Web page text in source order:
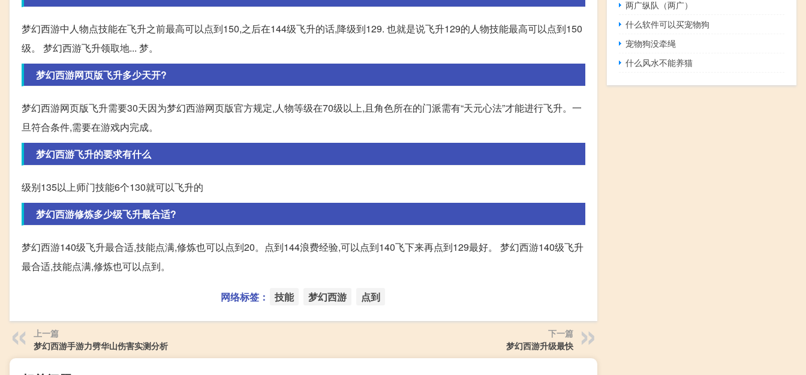
梦幻西游中人物点技能在飞升之前最高可以点到150,之后在144级飞升的话,降级到129. 也就是说飞升129的人物技能最高可以点到150
级。 梦幻西游飞升领取地... 梦。
梦幻西游网页版飞升多少天开?
梦幻西游网页版飞升需要30天因为梦幻西游网页版官方规定,人物等级在70级以上,且角色所在的门派需有“天元心法”才能进行飞升。一
旦符合条件,需要在游戏内完成。
梦幻西游飞升的要求有什么
级别135以上师门技能6个130就可以飞升的
梦幻西游修炼多少级飞升最合适?
梦幻西游140级飞升最合适,技能点满,修炼也可以点到20。点到144浪费经验,可以点到140飞下来再点到129最好。 梦幻西游140级飞升
最合适,技能点满,修炼也可以点到。
网络标签： 技能 梦幻西游 点到
上一篇
梦幻西游手游力劈华山伤害实测分析
下一篇
梦幻西游升级最快
两广纵队（两广）
什么软件可以买宠物狗
宠物狗没牵绳
什么风水不能养猫